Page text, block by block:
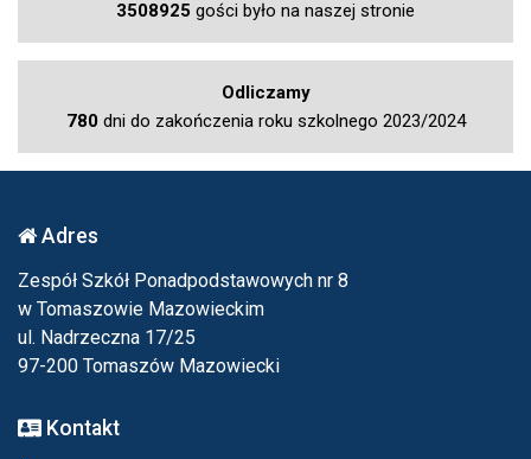
3508925 gości było na naszej stronie
Odliczamy
780dni do zakończenia roku szkolnego 2023/2024
Adres
Zespół Szkół Ponadpodstawowych nr 8
w Tomaszowie Mazowieckim
ul. Nadrzeczna 17/25
97-200 Tomaszów Mazowiecki
Kontakt